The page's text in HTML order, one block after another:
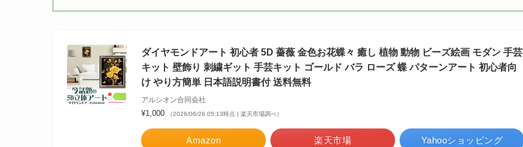
ダイヤモンドアート 初心者 5D 薔薇 金色お花蝶々 癒し 植物 動物 ビーズ絵画 モダン 手芸
キット 壁飾り 刺繍ギット 手芸キット ゴールド バラ ローズ 蝶 パターンアート 初心者向
け やり方簡単 日本語説明書付 送料無料
アルシオン合同会社
¥1,000 （2026/06/26 05:13時点 | 楽天市場調べ）
Amazon 楽天市場 Yahooショッピング